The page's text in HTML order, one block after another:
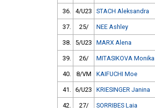
36. 4/U23 STACH Aleksandra
37. 25/ NEE Ashley
38. 5/U23 MARX Alena
39. 26/ MITASIKOVA Monika
40. 8/VM KAIFUCHI Moe
41. 6/U23 KRIESINGER Janina
42. 27/ SORRIBES Laia